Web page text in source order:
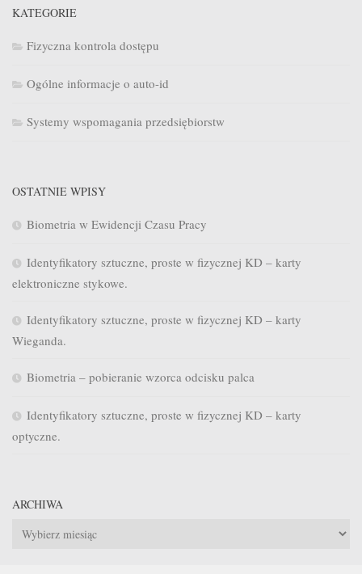
KATEGORIE
Fizyczna kontrola dostępu
Ogólne informacje o auto-id
Systemy wspomagania przedsiębiorstw
OSTATNIE WPISY
Biometria w Ewidencji Czasu Pracy
Identyfikatory sztuczne, proste w fizycznej KD – karty
elektroniczne stykowe.
Identyfikatory sztuczne, proste w fizycznej KD – karty
Wieganda.
Biometria – pobieranie wzorca odcisku palca
Identyfikatory sztuczne, proste w fizycznej KD – karty
optyczne.
ARCHIWA
Archiwa